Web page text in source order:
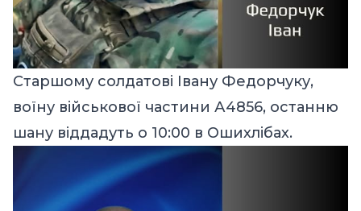
Старшому солдатові Івану Федорчуку,
воїну військової частини А4856, останню
шану віддадуть о 10:00 в Ошихлібах.